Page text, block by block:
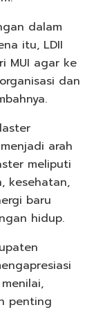
dalam
itu, LDII
MUI agar ke
dan
arah
meliputi
kesehatan,
baru
hidup.
penting